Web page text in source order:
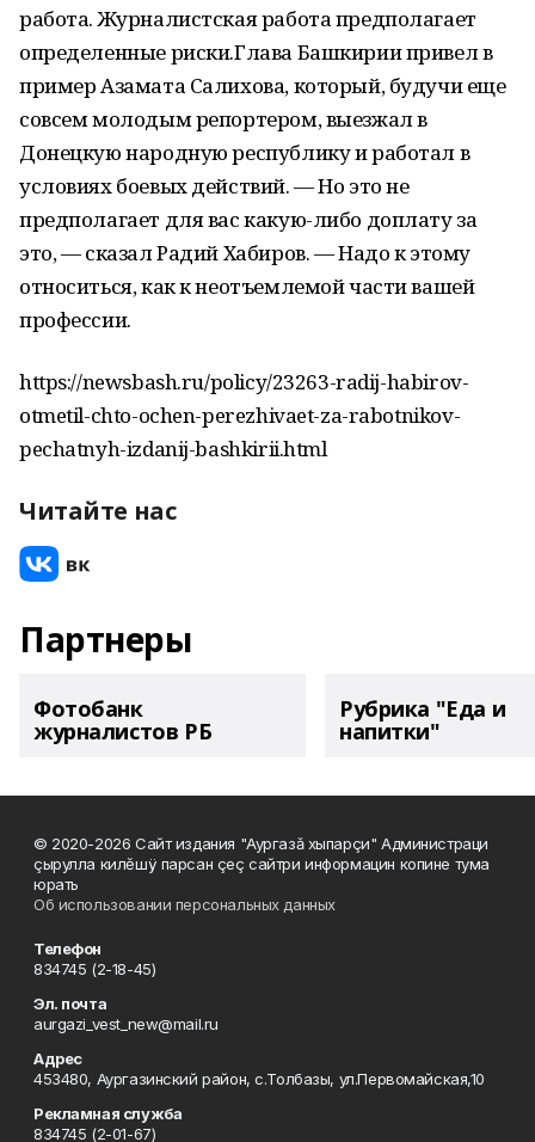
работа. Журналистская работа предполагает
определенные риски.Глава Башкирии привел в
пример Азамата Салихова, который, будучи еще
совсем молодым репортером, выезжал в
Донецкую народную республику и работал в
условиях боевых действий. — Но это не
предполагает для вас какую-либо доплату за
это, — сказал Радий Хабиров. — Надо к этому
относиться, как к неотъемлемой части вашей
профессии.
https://newsbash.ru/policy/23263-radij-habirov-
otmetil-chto-ochen-perezhivaet-za-rabotnikov-
pechatnyh-izdanij-bashkirii.html
Читайте нас
Партнеры
Фотобанк
журналистов РБ
Рубрика "Еда и
напитки"
© 2020-2026 Сайт издания "Аургазă хыпарçи" Администраци
çырулла килĕшÿ парсан çеç сайтри информацин копине тума
юрать
Об использовании персональных данных
Телефон
834745 (2-18-45)
Эл. почта
aurgazi_vest_new@mail.ru
Адрес
453480, Аургазинский район, с.Толбазы, ул.Первомайская,10
Рекламная служба
834745 (2-01-67)